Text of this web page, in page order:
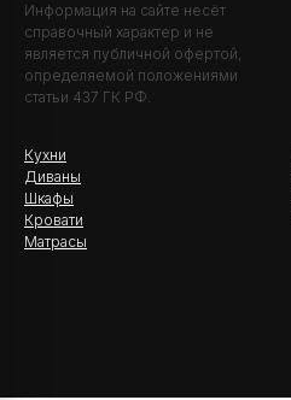
Информация на сайте несёт
справочный характер и не
является публичной офертой,
определяемой положениями
статьи 437 ГК РФ.
Кухни
Диваны
Шкафы
Кровати
Матрасы